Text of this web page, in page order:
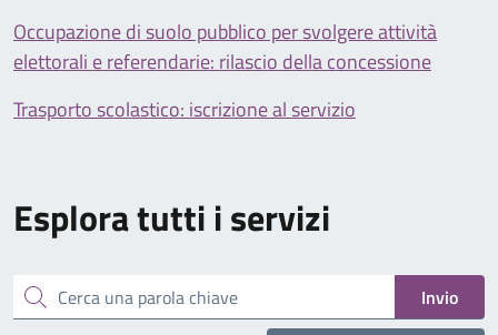
Esplora tutti i servizi
Cerca una parola chiave Invio
Occupazione di suolo pubblico per svolgere attività
elettorali e referendarie: rilascio della concessione
Trasporto scolastico: iscrizione al servizio